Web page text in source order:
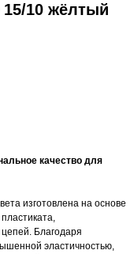
15/10 жёлтый
качество для
изготовлена на основе
Благодаря
эластичностью,